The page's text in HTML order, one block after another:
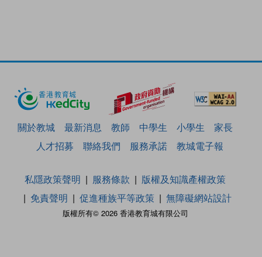
關於教城 最新消息 教師 中學生 小學生
家長
人才招募
聯絡我們 服務承諾 教城電子報
版權所有© 2026 香港教育城有限公司
私隱政策聲明 服務條款
版權及知識產權政策
免責聲明
促進種族平等政策 無障礙網站設計